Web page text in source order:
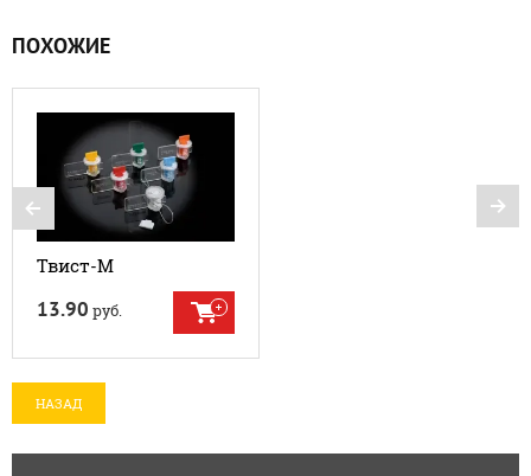
ПОХОЖИЕ
Твист-М
13.90 руб.
НАЗАД